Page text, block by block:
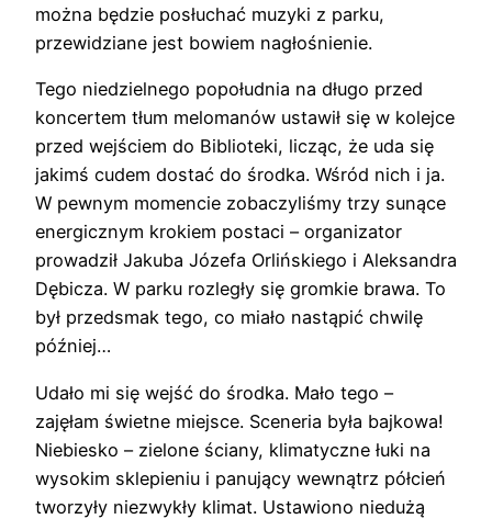
można będzie posłuchać muzyki z parku,
przewidziane jest bowiem nagłośnienie.
Tego niedzielnego popołudnia na długo przed
koncertem tłum melomanów ustawił się w kolejce
przed wejściem do Biblioteki, licząc, że uda się
jakimś cudem dostać do środka. Wśród nich i ja.
W pewnym momencie zobaczyliśmy trzy sunące
energicznym krokiem postaci – organizator
prowadził Jakuba Józefa Orlińskiego i Aleksandra
Dębicza. W parku rozległy się gromkie brawa. To
był przedsmak tego, co miało nastąpić chwilę
później…
Udało mi się wejść do środka. Mało tego –
zajęłam świetne miejsce. Sceneria była bajkowa!
Niebiesko – zielone ściany, klimatyczne łuki na
wysokim sklepieniu i panujący wewnątrz półcień
tworzyły niezwykły klimat. Ustawiono niedużą